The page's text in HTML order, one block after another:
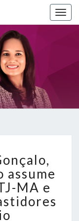
assume
MA e